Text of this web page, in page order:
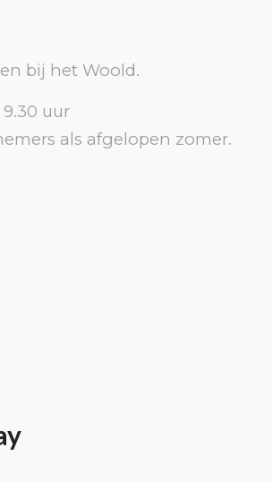
bij het Woold.
uur
als afgelopen zomer.